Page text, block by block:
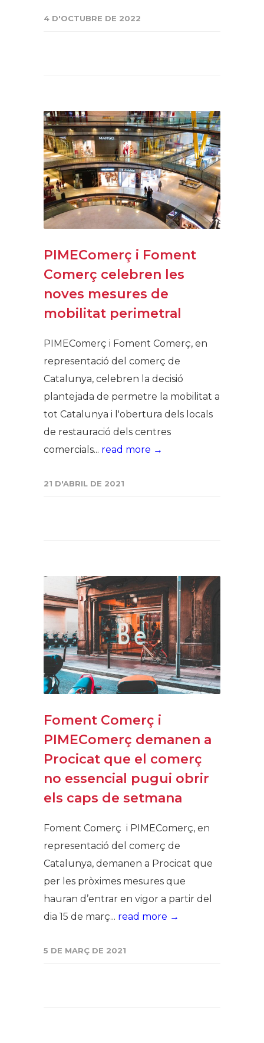
4 D'OCTUBRE DE 2022
PIMEComerç i Foment
Comerç celebren les
noves mesures de
mobilitat perimetral
PIMEComerç i Foment Comerç, en
representació del comerç de
Catalunya, celebren la decisió
plantejada de permetre la mobilitat a
tot Catalunya i l'obertura dels locals
de restauració dels centres
comercials... read more →
21 D'ABRIL DE 2021
Foment Comerç i
PIMEComerç demanen a
Procicat que el comerç
no essencial pugui obrir
els caps de setmana
Foment Comerç i PIMEComerç, en
representació del comerç de
Catalunya, demanen a Procicat que
per les pròximes mesures que
hauran d’entrar en vigor a partir del
dia 15 de març... read more →
5 DE MARÇ DE 2021